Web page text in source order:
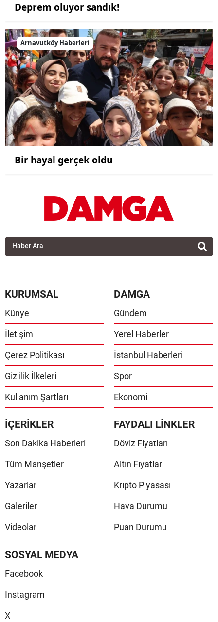
Deprem oluyor sandık!
Arnavutköy Haberleri
Bir hayal gerçek oldu
KURUMSAL
Künye
İletişim
Çerez Politikası
Gizlilik İlkeleri
Kullanım Şartları
DAMGA
Gündem
Yerel Haberler
İstanbul Haberleri
Spor
Ekonomi
İÇERİKLER
Son Dakika Haberleri
Tüm Manşetler
Yazarlar
Galeriler
Videolar
FAYDALI LİNKLER
Döviz Fiyatları
Altın Fiyatları
Kripto Piyasası
Hava Durumu
Puan Durumu
SOSYAL MEDYA
Facebook
Instagram
X